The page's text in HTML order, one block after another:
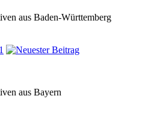
aus Baden-Württemberg
aus Bayern